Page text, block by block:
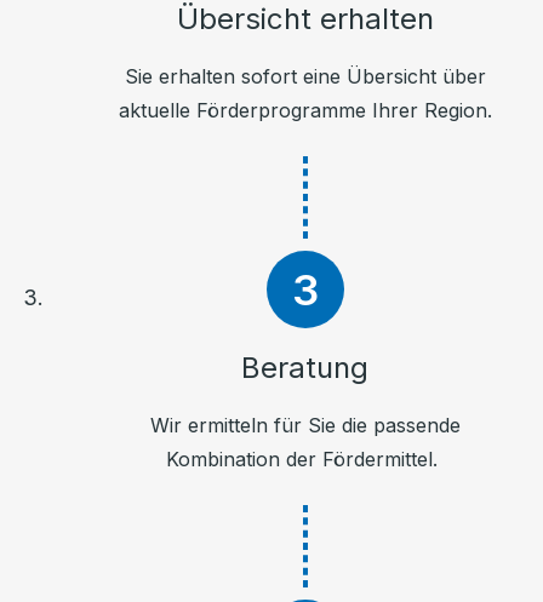
Übersicht erhalten
Sie erhalten sofort eine Übersicht über
aktuelle Förderprogramme Ihrer Region.
Beratung
Wir ermitteln für Sie die passende
Kombination der Fördermittel.